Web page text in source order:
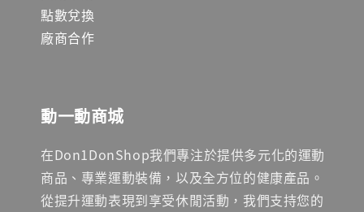
點數兌換
廠商合作
動一動商城
在Don1DonShop我們專注於提供多元化的運動
商品、專業運動裝備，以及全方位的健康產品。
從提升運動表現到享受休閒活動，我們支持您的